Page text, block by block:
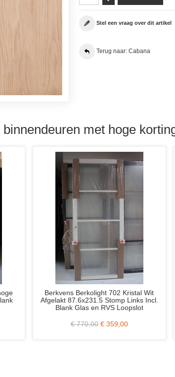
Stel een vraag over dit artikel
Terug naar: Cabana
met hoge
NDB901 / Nova Diep Zwart
83x211.5 Opdek Links Incl.
Blank Glas en RVS Loopslot
€ 359,00
Weekamp
Stomp Incl.